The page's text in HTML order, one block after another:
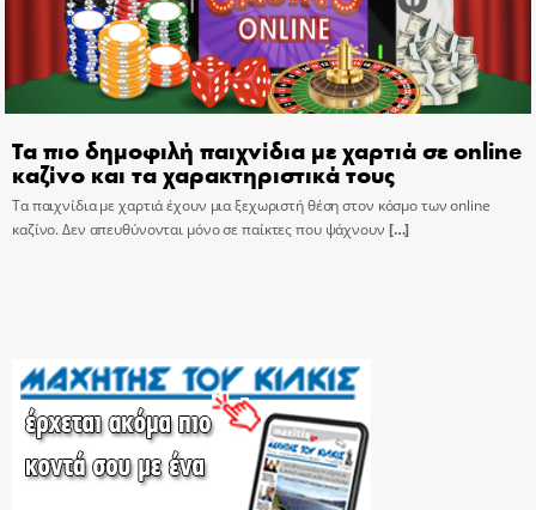
Τα πιο δημοφιλή παιχνίδια με χαρτιά σε online
καζίνο και τα χαρακτηριστικά τους
Τα παιχνίδια με χαρτιά έχουν μια ξεχωριστή θέση στον κόσμο των online
καζίνο. Δεν απευθύνονται μόνο σε παίκτες που ψάχνουν […]